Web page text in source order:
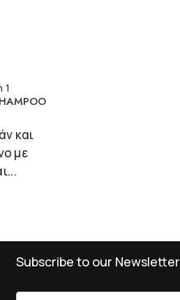
1
και
με
Subscribe to our Newsletter